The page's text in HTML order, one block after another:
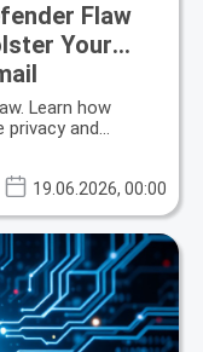
Flaw
Your
Learn how
privacy and
19.06.2026, 00:00